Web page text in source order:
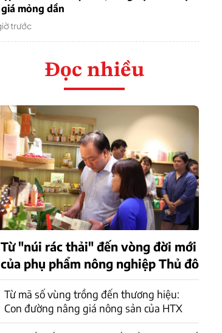
mỏng dần
trước
Đọc nhiều
Từ "núi rác thải" đến vòng đời mới
của phụ phẩm nông nghiệp Thủ đô
Từ mã số vùng trồng đến thương hiệu:
Con đường nâng giá nông sản của HTX